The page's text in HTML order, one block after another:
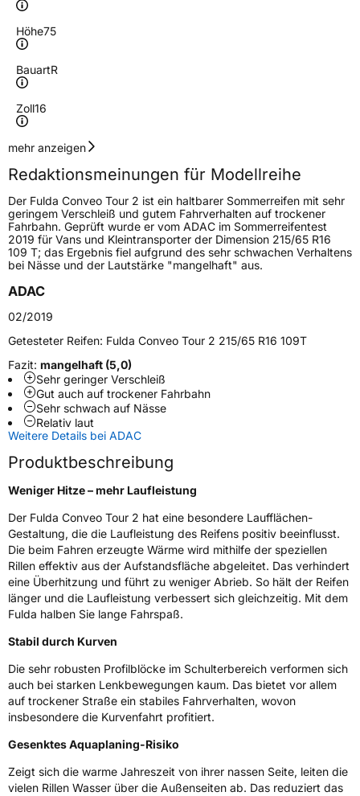
Höhe75
BauartR
Zoll16
Geschwindigkeitsindex
Höchstgeschwindigkeit
170 km/h
Lastindex104/102
Höchstlast900/850 kg
Gewicht (in kg)12,052 kg
FahrzeugtypTransporter
VerwendungSommerreifen
ModellnameConveo Tour 2
FahrzeugartTransporter
Weitere Eigenschaften
ZustandNeureifen
C-ReifenJa
NasshaftungC
Rollgeräusch (Klasse)
Rollgeräusch (dB)72
mehr anzeigen
Redaktionsmeinungen für Modellreihe
Der Fulda Conveo Tour 2 ist ein haltbarer Sommerreifen mit sehr
geringem Verschleiß und gutem Fahrverhalten auf trockener
Fahrbahn. Geprüft wurde er vom ADAC im Sommerreifentest
2019 für Vans und Kleintransporter der Dimension 215/65 R16
109 T; das Ergebnis fiel aufgrund des sehr schwachen Verhaltens
bei Nässe und der Lautstärke "mangelhaft" aus.
ADAC
02/2019
Getesteter Reifen: Fulda Conveo Tour 2 215/65 R16 109T
Fazit: mangelhaft (5,0)
Sehr geringer Verschleiß
Gut auch auf trockener Fahrbahn
Sehr schwach auf Nässe
Relativ laut
Weitere Details bei ADAC
Produktbeschreibung
Weniger Hitze – mehr Laufleistung
Der Fulda Conveo Tour 2 hat eine besondere Laufflächen-
Gestaltung, die die Laufleistung des Reifens positiv beeinflusst.
Die beim Fahren erzeugte Wärme wird mithilfe der speziellen
Rillen effektiv aus der Aufstandsfläche abgeleitet. Das verhindert
eine Überhitzung und führt zu weniger Abrieb. So hält der Reifen
länger und die Laufleistung verbessert sich gleichzeitig. Mit dem
Fulda halben Sie lange Fahrspaß.
Stabil durch Kurven
Die sehr robusten Profilblöcke im Schulterbereich verformen sich
auch bei starken Lenkbewegungen kaum. Das bietet vor allem
auf trockener Straße ein stabiles Fahrverhalten, wovon
insbesondere die Kurvenfahrt profitiert.
Gesenktes Aquaplaning-Risiko
Zeigt sich die warme Jahreszeit von ihrer nassen Seite, leiten die
vielen Rillen Wasser über die Außenseiten ab. Das reduziert das